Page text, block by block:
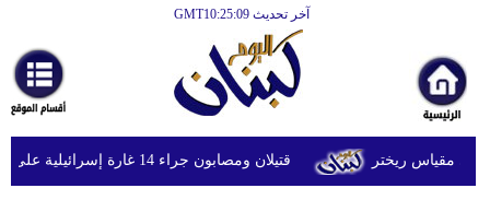
آخر تحديث GMT10:25:09
أخبارعاجلة
رياضة
ثقافة قتيلان ومصابون جراء 14 غارة إسرائيلية على شرق وجنوب لبنان